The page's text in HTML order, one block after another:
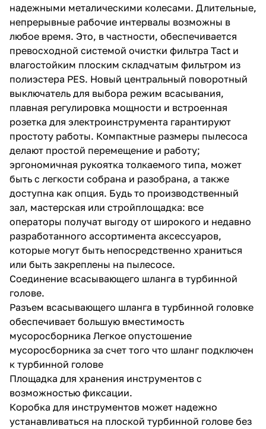
надежными металическими колесами. Длительные,
непрерывные рабочие интервалы возможны в
любое время. Это, в частности, обеспечивается
превосходной системой очистки фильтра Tact и
влагостойким плоским складчатым фильтром из
полиэстера PES. Новый центральный поворотный
выключатель для выбора режим всасывания,
плавная регулировка мощности и встроенная
розетка для электроинструмента гарантируют
простоту работы. Компактные размеры пылесоса
делают простой перемещение и работу;
эргономичная рукоятка толкаемого типа, может
быть с легкости собрана и разобрана, а также
доступна как опция. Будь то производственный
зал, мастерская или стройплощадка: все
операторы получат выгоду от широкого и недавно
разработанного ассортимента аксессуаров,
которые могут быть непосредственно храниться
или быть закреплены на пылесосе.
Соединение всасывающего шланга в турбинной
голове.
Разъем всасывающего шланга в турбинной головке
обеспечивает большую вместимость
мусоросборника Легкое опустошение
мусоросборника за счет того что шланг подключен
к турбинной голове
Площадка для хранения инструментов с
возможностью фиксации.
Коробка для инструментов может надежно
устанавливаться на плоской турбинной голове без
раз в 2 недели